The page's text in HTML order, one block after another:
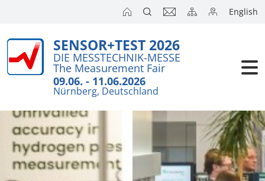
English
SENSOR+TEST 2026
DIE MESSTECHNIK-MESSE
The Measurement Fair
09.06. - 11.06.2026
Nürnberg, Deutschland
Besucher
Presse